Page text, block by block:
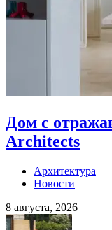
Дом с
Architects
Архитектура
Новости
8 августа, 2026